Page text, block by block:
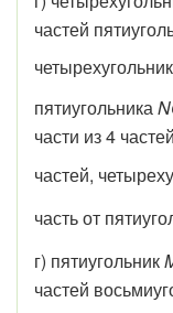
частей
четырехугольник
пятиугольника
части из 4
частей,
часть от
г) пятиугольник
частей